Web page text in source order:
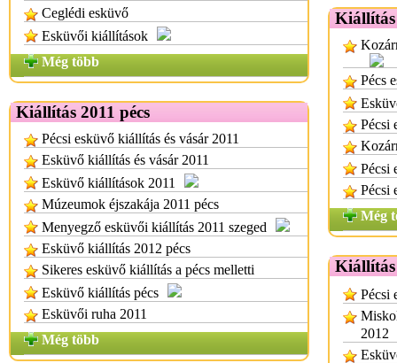
Ceglédi esküvő
Esküvői kiállítások
Még több
Kiállítás 2011 pécs
Pécsi esküvő kiállítás és vásár 2011
Esküvő kiállítás és vásár 2011
Esküvő kiállítások 2011
Múzeumok éjszakája 2011 pécs
Menyegző esküvői kiállítás 2011 szeged
Esküvő kiállítás 2012 pécs
Sikeres esküvő kiállítás a pécs melletti
Esküvő kiállítás pécs
Esküvői ruha 2011
Még több
Kiállítás
Pécs
Pécsi
Pécsi
Pécsi
Még
Kiállítás
Pécsi
2012